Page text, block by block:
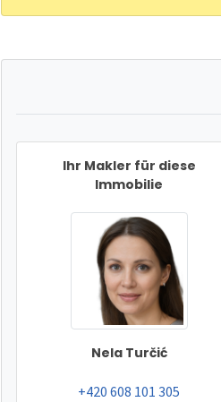
Ihr Makler für diese
Immobilie
Nela Turčić
tel:
+420 608 101 305